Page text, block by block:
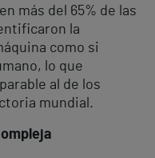
más del 65% de las
la
como si
lo que
al de los
mundial.